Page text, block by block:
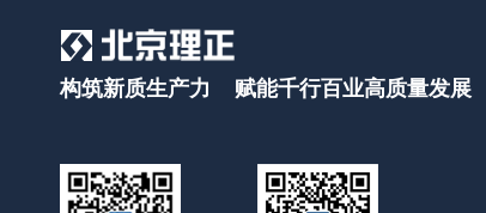
构筑新质生产力 赋能千行百业高质量发展